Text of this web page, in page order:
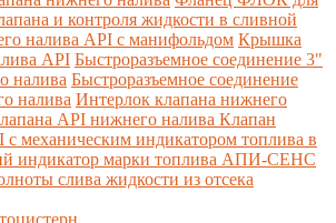
и контроля жидкости в сливной
налива API с манифольдом Крышка
API Быстроразъемное соединение 3"
налива Быстроразъемное соединение
налива Интерлок клапана нижнего
API нижнего налива Клапан
механическим индикатором топлива в
индикатор марки топлива АПИ-СЕНС
слива жидкости из отсека